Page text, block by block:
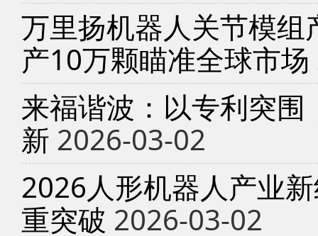
万里扬机器人关节模
产10万颗瞄准全球市场
来福谐波：以专利突
新 2026-03-02
2026人形机器人产业
重突破 2026-03-02